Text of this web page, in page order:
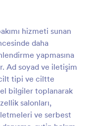
hizmeti sunan
daha
yapmasına
Ad soyad ve iletişim
tipi ve ciltte
bilgiler toplanarak
salonları,
ve serbest